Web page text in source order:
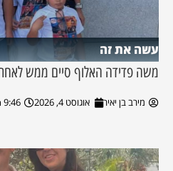
עשה את זה
משה פדידה האלוף סיים ממש
מירב בן יאיר אוגוסט 4, 2026 9:46 pm